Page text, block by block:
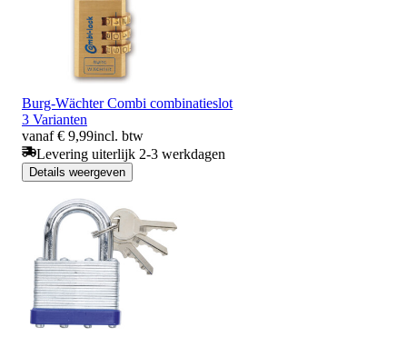
Burg-Wächter Combi combinatieslot
3 Varianten
vanaf € 9,99incl. btw
Levering uiterlijk 2-3 werkdagen
Details weergeven